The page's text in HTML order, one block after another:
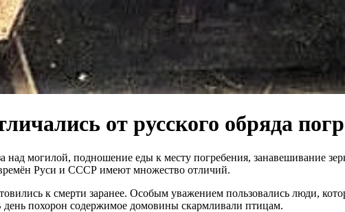
от русского обряда
над могилой, подношение еды к месту погребения, занавешивание
Руси и СССР имеют множество отличий.
к смерти заранее. Особым уважением пользовались люди,
день похорон содержимое домовины скармливали птицам.